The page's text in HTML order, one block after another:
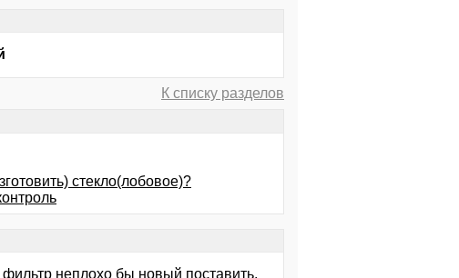
К списку разделов
стекло(лобовое)?
неплохо бы новый поставить.